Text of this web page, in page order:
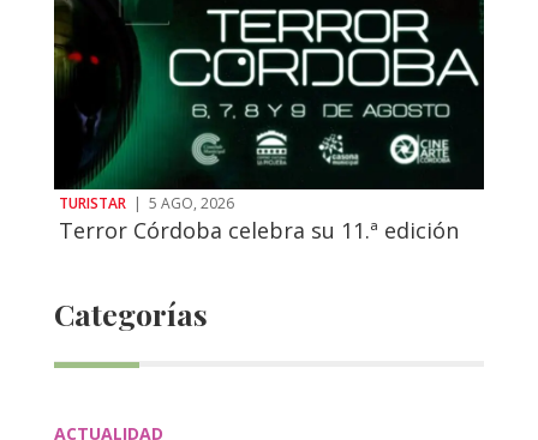
TURISTAR | 5 AGO, 2026
Terror Córdoba celebra su 11.ª edición
Categorías
ACTUALIDAD